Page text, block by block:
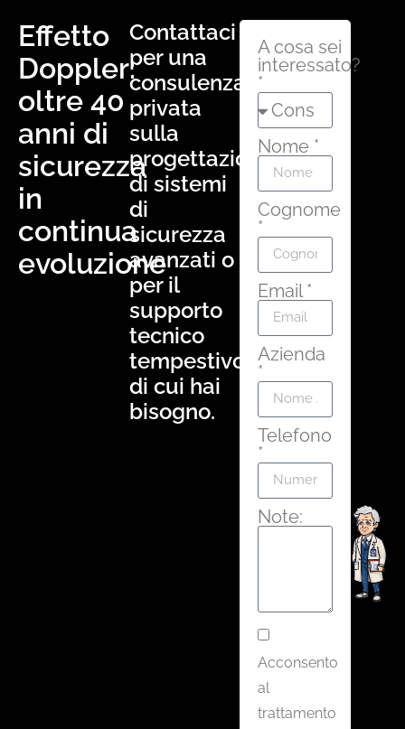
Effetto
Doppler:
oltre 40
anni di
sicurezza
in
continua
evoluzione
Contattaci
per una
consulenza
privata
sulla
progettazione
di sistemi
di
sicurezza
avanzati o
per il
supporto
tecnico
tempestivo
di cui hai
bisogno.
A cosa sei
interessato?
*
Nome *
Cognome
*
Email *
Azienda
*
Telefono
*
Note:
Acconsento
al
trattamento